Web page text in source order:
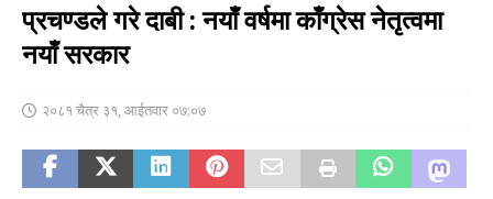
प्रचण्डले गरे दाबी : नयाँ वर्षमा काँग्रेस नेतृत्वमा
नयाँ सरकार
२०८१ चैत्र ३१, आईतवार ०७:०७